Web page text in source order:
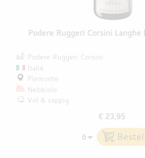
Podere Ruggeri Corsini
Podere Ruggeri Corsini
Italië
Piemonte
Nebbiolo
Vol & sappig
€ 23,95